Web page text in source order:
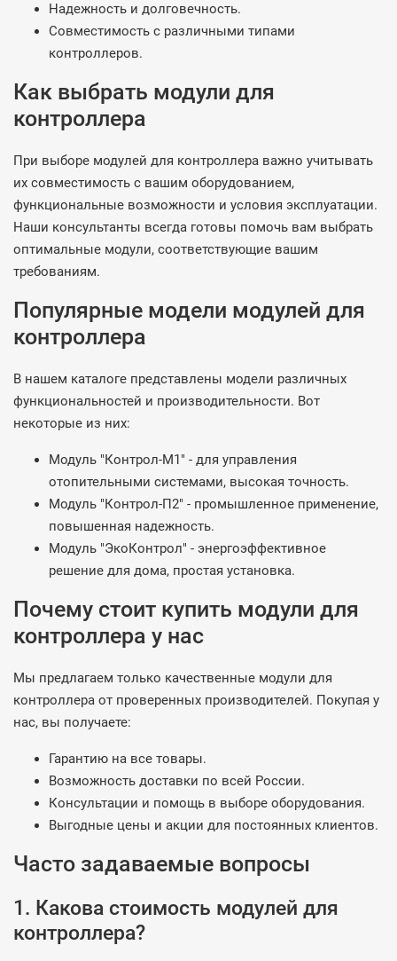
Надежность и долговечность.
Совместимость с различными типами
контроллеров.
Как выбрать модули для
контроллера
При выборе модулей для контроллера важно учитывать
их совместимость с вашим оборудованием,
функциональные возможности и условия эксплуатации.
Наши консультанты всегда готовы помочь вам выбрать
оптимальные модули, соответствующие вашим
требованиям.
Популярные модели модулей для
контроллера
В нашем каталоге представлены модели различных
функциональностей и производительности. Вот
некоторые из них:
Модуль "Контрол-М1" - для управления
отопительными системами, высокая точность.
Модуль "Контрол-П2" - промышленное применение,
повышенная надежность.
Модуль "ЭкоКонтрол" - энергоэффективное
решение для дома, простая установка.
Почему стоит купить модули для
контроллера у нас
Мы предлагаем только качественные модули для
контроллера от проверенных производителей. Покупая у
нас, вы получаете:
Гарантию на все товары.
Возможность доставки по всей России.
Консультации и помощь в выборе оборудования.
Выгодные цены и акции для постоянных клиентов.
Часто задаваемые вопросы
1. Какова стоимость модулей для
контроллера?